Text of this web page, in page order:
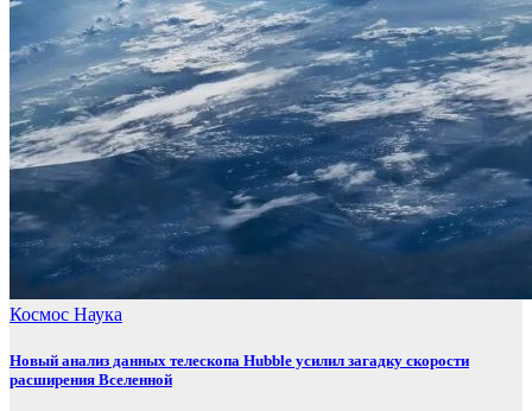
Космос Наука
Новый анализ данных телескопа Hubble усилил загадку скорости
расширения Вселенной